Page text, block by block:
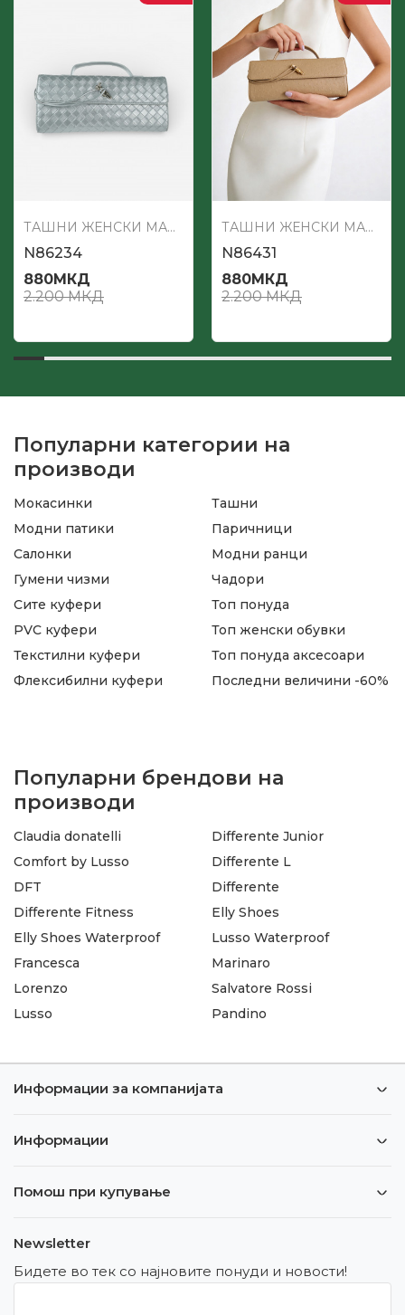
ТАШНИ ЖЕНСКИ МАЛИ
N86234
880МКД
2.200МКД
ТАШНИ ЖЕНСКИ МАЛИ
N86431
880МКД
2.200МКД
Популарни категории на
производи
Мокасинки
Модни патики
Салонки
Гумени чизми
Ташни
Паричници
Модни ранци
Чадори
Сите куфери
PVC куфери
Текстилни куфери
Флексибилни куфери
Топ понуда
Топ женски обувки
Топ понуда аксесоари
Последни величини -60%
Популарни брендови на
производи
Claudia donatelli
Comfort by Lusso
DFT
Differente Fitness
Differente Junior
Differente L
Differente
Elly Shoes
Elly Shoes Waterproof
Francesca
Lorenzo
Lusso
Lusso Waterproof
Marinaro
Salvatore Rossi
Pandino
Информации за компанијата
Информации
Помош при купување
Newsletter
Бидете во тек со најновите понуди и новости!